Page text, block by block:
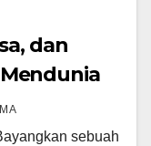
dan
sebuah